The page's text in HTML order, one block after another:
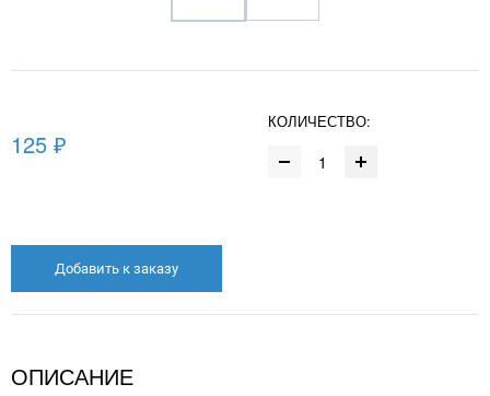
125 ₽
КОЛИЧЕСТВО:
Добавить к заказу
ОПИСАНИЕ